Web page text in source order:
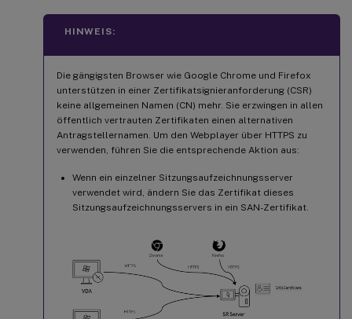
HINWEIS:
Die gängigsten Browser wie Google Chrome und Firefox
unterstützen in einer Zertifikatsignieranforderung (CSR)
keine allgemeinen Namen (CN) mehr. Sie erzwingen in allen
öffentlich vertrauten Zertifikaten einen alternativen
Antragstellernamen. Um den Webplayer über HTTPS zu
verwenden, führen Sie die entsprechende Aktion aus:
Wenn ein einzelner Sitzungsaufzeichnungsserver
verwendet wird, ändern Sie das Zertifikat dieses
Sitzungsaufzeichnungsservers in ein SAN-Zertifikat.